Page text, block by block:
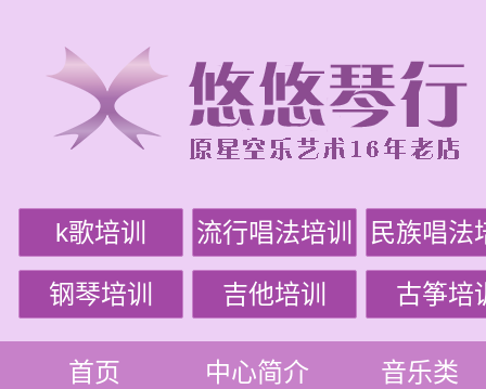
k歌培训 流行唱法培训 民族唱法
钢琴培训 吉他培训 古筝培
首页 中心简介 音乐类